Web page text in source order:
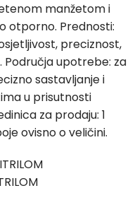
manžetom i
otporno. Prednosti:
preciznost,
upotrebe: za
sastavljanje i
u prisutnosti
za prodaju: 1
ovisno o veličini.